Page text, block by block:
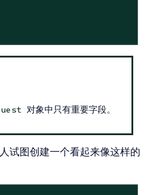
对象中只有重要字段。
试图创建一个看起来像这样的